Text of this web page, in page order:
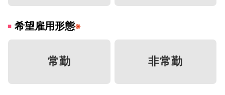
希望雇用形態※
常勤 非常勤